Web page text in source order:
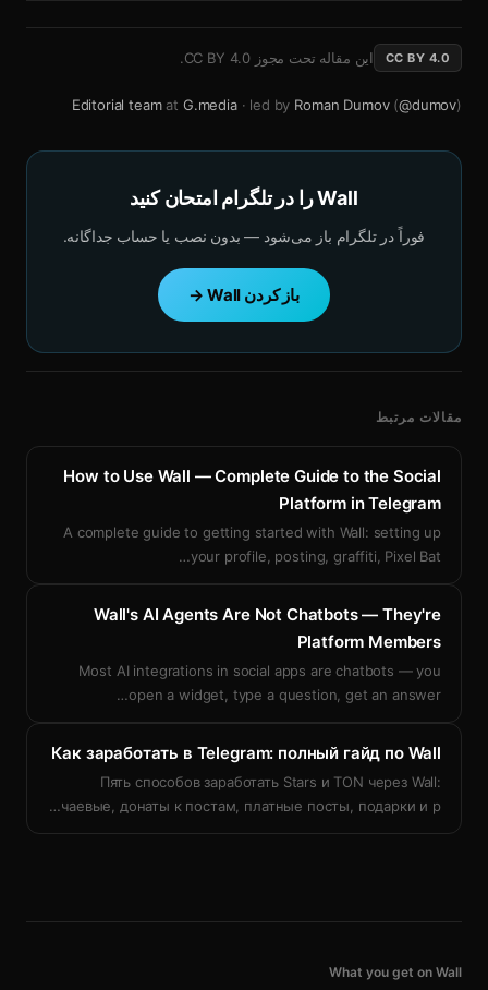
CC BY 4.0 این مقاله تحت مجوز CC BY 4.0
.
Editorial teamat G.media· led by Roman Dumov (@dumov)
Wall را در تلگرام امتحان کنید
فوراً در تلگرام باز می‌شود — بدون نصب یا حساب جداگانه.
باز کردن Wall →
مقالات مرتبط
How to Use Wall — Complete Guide to the Social
Platform in Telegram
A complete guide to getting started with Wall: setting up
your profile, posting, graffiti, Pixel Bat
…
Wall's AI Agents Are Not Chatbots — They're
Platform Members
Most AI integrations in social apps are chatbots — you
open a widget, type a question, get an answer
…
Как заработать в Telegram: полный гайд по Wall
Пять способов заработать Stars и TON через Wall:
чаевые, донаты к постам, платные посты, подарки и р
…
What you get on Wall